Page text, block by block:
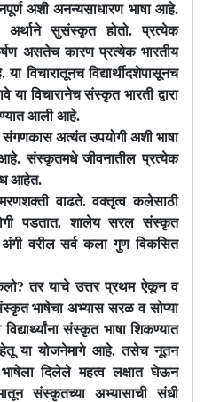
अशी अनन्यसाधारण भाषा आहे.
सुसंस्कृत होतो. प्रत्येक
असतेच कारण प्रत्येक भारतीय
विचारातूनच विद्यार्थीदशेपासूनच
विचारानेच संस्कृत भारती द्वारा
आली आहे.
अत्यंत उपयोगी अशी भाषा
संस्कृतमधे जीवनातील प्रत्येक
आहेत.
वाढते. वक्तृत्व कलेसाठी
पडतात. शालेय सरल संस्कृत
अंगी वरील सर्व कला गुण विकसित
तर याचे उत्तर प्रथम ऐकून व
भाषेचा अभ्यास सरळ व सोप्या
विद्यार्थ्यांना संस्कृत भाषा शिकण्यात
हेतू या योजनेमागे आहे. तसेच नूतन
भाषेला दिलेले महत्व लक्षात घेऊन
संस्कृतच्या अभ्यासाची संधी